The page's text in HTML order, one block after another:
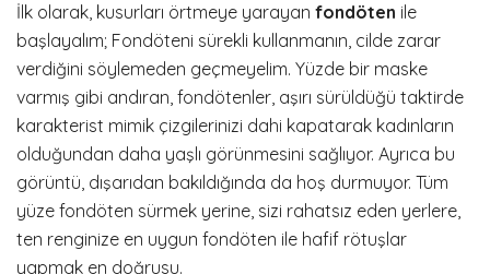
İlk olarak, kusurları örtmeye yarayan fondöten ile
başlayalım; Fondöteni sürekli kullanmanın, cilde zarar
verdiğini söylemeden geçmeyelim. Yüzde bir maske
varmış gibi andıran, fondötenler, aşırı sürüldüğü taktirde
karakterist mimik çizgilerinizi dahi kapatarak kadınların
olduğundan daha yaşlı görünmesini sağlıyor. Ayrıca bu
görüntü, dışarıdan bakıldığında da hoş durmuyor. Tüm
yüze fondöten sürmek yerine, sizi rahatsız eden yerlere,
ten renginize en uygun fondöten ile hafif rötuşlar
yapmak en doğrusu.